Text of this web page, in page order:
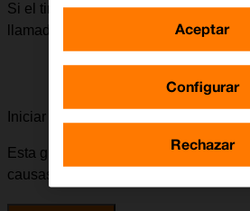
Si el timbre de llamada no suena
llamada, puede haber varias causas
Iniciar la guía para solucionar tu
Esta guía te va a conducir a través
causas y soluciones al problema.
Configurar
Rechazar
Aceptar